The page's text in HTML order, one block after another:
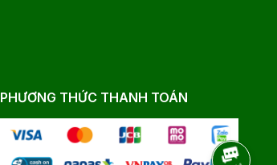
PHƯƠNG THỨC THANH TOÁN